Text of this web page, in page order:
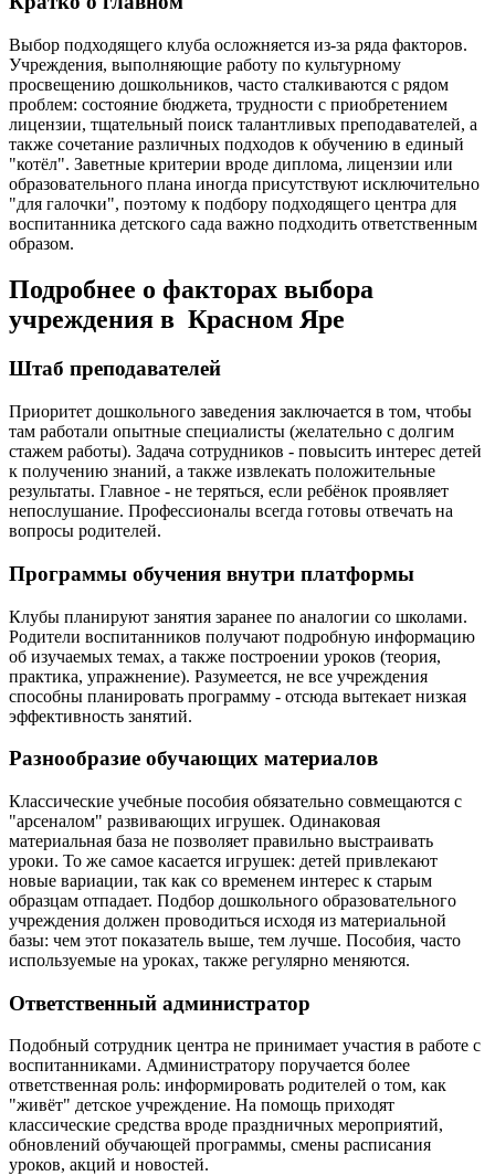
Выбор подходящего клуба осложняется из-за ряда факторов.
Учреждения, выполняющие работу по культурному
просвещению дошкольников, часто сталкиваются с рядом
проблем: состояние бюджета, трудности с приобретением
лицензии, тщательный поиск талантливых преподавателей, а
также сочетание различных подходов к обучению в единый
"котёл". Заветные критерии вроде диплома, лицензии или
образовательного плана иногда присутствуют исключительно
"для галочки", поэтому к подбору подходящего центра для
воспитанника детского сада важно подходить ответственным
образом.
Подробнее о факторах выбора
учреждения в Красном Яре
Штаб преподавателей
Приоритет дошкольного заведения заключается в том, чтобы
там работали опытные специалисты (желательно с долгим
стажем работы). Задача сотрудников - повысить интерес детей
к получению знаний, а также извлекать положительные
результаты. Главное - не теряться, если ребёнок проявляет
непослушание. Профессионалы всегда готовы отвечать на
вопросы родителей.
Программы обучения внутри платформы
Клубы планируют занятия заранее по аналогии со школами.
Родители воспитанников получают подробную информацию
об изучаемых темах, а также построении уроков (теория,
практика, упражнение). Разумеется, не все учреждения
способны планировать программу - отсюда вытекает низкая
эффективность занятий.
Разнообразие обучающих материалов
Классические учебные пособия обязательно совмещаются с
"арсеналом" развивающих игрушек. Одинаковая
материальная база не позволяет правильно выстраивать
уроки. То же самое касается игрушек: детей привлекают
новые вариации, так как со временем интерес к старым
образцам отпадает. Подбор дошкольного образовательного
учреждения должен проводиться исходя из материальной
базы: чем этот показатель выше, тем лучше. Пособия, часто
используемые на уроках, также регулярно меняются.
Ответственный администратор
Подобный сотрудник центра не принимает участия в работе с
воспитанниками. Администратору поручается более
ответственная роль: информировать родителей о том, как
"живёт" детское учреждение. На помощь приходят
классические средства вроде праздничных мероприятий,
обновлений обучающей программы, смены расписания
уроков, акций и новостей.